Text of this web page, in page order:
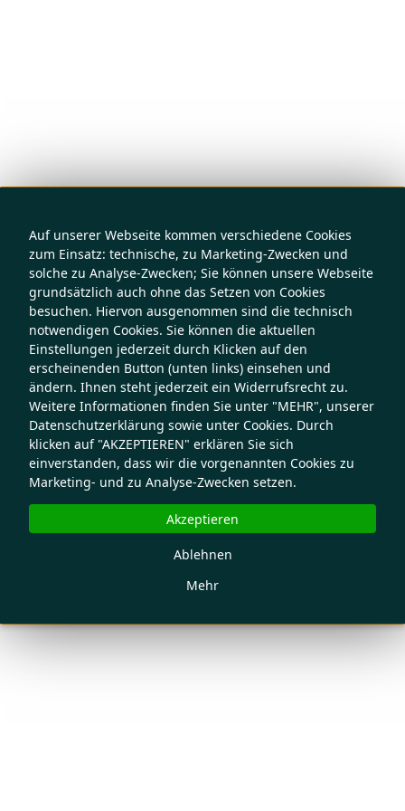
Auf unserer Webseite kommen verschiedene Cookies
zum Einsatz: technische, zu Marketing-Zwecken und
solche zu Analyse-Zwecken; Sie können unsere Webseite
grundsätzlich auch ohne das Setzen von Cookies
besuchen. Hiervon ausgenommen sind die technisch
notwendigen Cookies. Sie können die aktuellen
Einstellungen jederzeit durch Klicken auf den
erscheinenden Button (unten links) einsehen und
ändern. Ihnen steht jederzeit ein Widerrufsrecht zu.
Weitere Informationen finden Sie unter "MEHR", unserer
Datenschutzerklärung sowie unter Cookies. Durch
klicken auf "AKZEPTIEREN" erklären Sie sich
einverstanden, dass wir die vorgenannten Cookies zu
Marketing- und zu Analyse-Zwecken setzen.
Mehr
Ablehnen
Akzeptieren